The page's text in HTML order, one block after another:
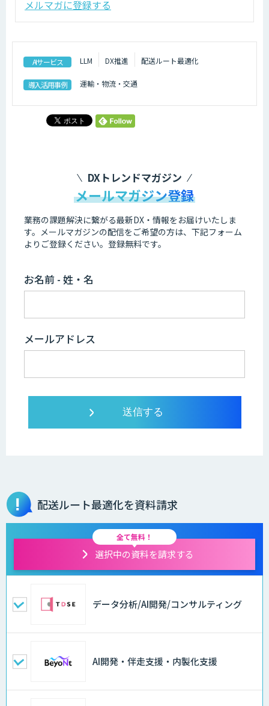
メルマガに登録する
AIサービス LLM DX推進 配送ルート最適化
導入活用事例 運輸・物流・交通
DXトレンドマガジン
メールマガジン登録
業務の課題解決に繋がる最新DX・情報をお届けいたしま
す。 メールマガジンの配信をご希望の方は、下記フォーム
よりご登録ください。登録無料です。
お名前 - 姓・名
メールアドレス
配送ルート最適化を資料請求
全て無料！
選択中の資料を請求する
データ分析/AI開発/コンサルティング
AI開発・伴走支援・内製化支援